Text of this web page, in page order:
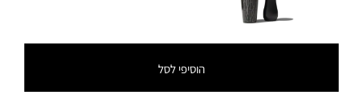
הוסיפי לסל